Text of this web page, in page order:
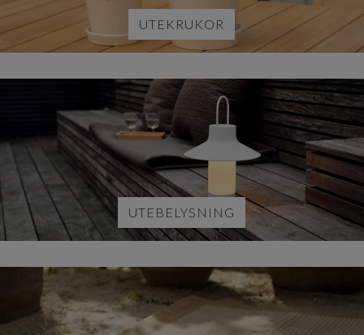
UTEKRUKOR
UTEBELYSNING